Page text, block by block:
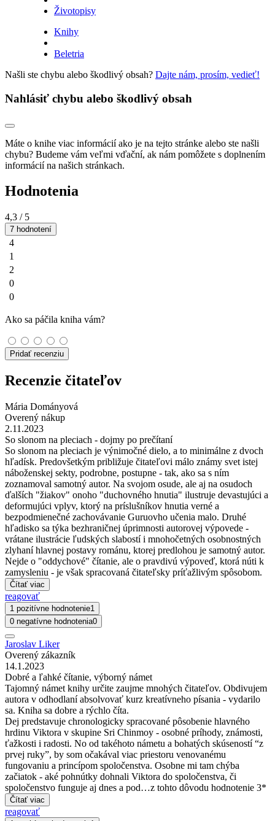
Životopisy
Knihy
Beletria
Našli ste chybu alebo škodlivý obsah? Dajte nám, prosím, vedieť!
Nahlásiť chybu alebo škodlivý obsah
Máte o knihe viac informácií ako je na tejto stránke alebo ste našli
chybu? Budeme vám veľmi vďační, ak nám pomôžete s doplnením
informácií na našich stránkach.
Hodnotenia
4,3 / 5
7 hodnotení
4
1
2
0
0
Ako sa páčila kniha vám?
Pridať recenziu
Recenzie čitateľov
Mária Dományová
Overený nákup
2.11.2023
So slonom na pleciach - dojmy po prečítaní
So slonom na pleciach je výnimočné dielo, a to minimálne z dvoch
hľadísk. Predovšetkým približuje čitateľovi málo známy svet istej
náboženskej sekty, podrobne, postupne - tak, ako sa s ním
zoznamoval samotný autor. Na svojom osude, ale aj na osudoch
ďalších "žiakov" onoho "duchovného hnutia" ilustruje devastujúci a
deformujúci vplyv, ktorý na príslušníkov hnutia verné a
bezpodmienečné zachovávanie Guruovho učenia malo. Druhé
hľadisko sa týka bezhraničnej úprimnosti autorovej výpovede -
vrátane ilustrácie ľudských slabostí i mnohočetných osobnostných
zlyhaní hlavnej postavy románu, ktorej predlohou je samotný autor.
Nejde o "oddychové" čítanie, ale o pravdivú výpoveď, ktorá núti k
zamysleniu - je však spracovaná čitateľsky príťažlivým spôsobom.
Čítať viac
reagovať
1 pozitívne hodnotenie1
0 negatívne hodnotenia0
Jaroslav Liker
Overený zákazník
14.1.2023
Dobré a ľahké čítanie, výborný námet
Tajomný námet knihy určite zaujme mnohých čitateľov. Obdivujem
autora v odhodlaní absolvovať kurz kreatívneho písania - vydarilo
sa. Kniha sa dobre a rýchlo číta.
Dej predstavuje chronologicky spracované pôsobenie hlavného
hrdinu Viktora v skupine Sri Chinmoy - osobné príhody, známosti,
ťažkosti i radosti. No od takéhoto námetu a bohatých skúseností “z
prvej ruky”, by som očakával viac priestoru venovanému
fungovaniu a princípom spoločenstva. Osobne mi tam chýba
začiatok - aké pohnútky dohnali Viktora do spoločenstva, či
spoločenstvo funguje aj dnes a pod…z tohto dôvodu hodnotenie 3*
Čítať viac
reagovať